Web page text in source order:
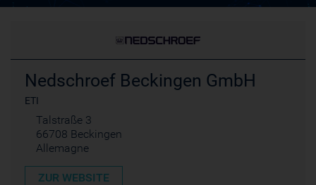
Nedschroef Beckingen GmbH
ETI
Talstraße 3
66708 Beckingen
Allemagne
ZUR WEBSITE